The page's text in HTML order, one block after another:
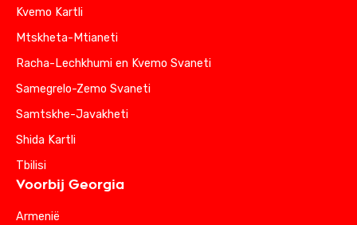
Kvemo Kartli
Mtskheta-Mtianeti
Racha-Lechkhumi en Kvemo Svaneti
Samegrelo-Zemo Svaneti
Samtskhe-Javakheti
Shida Kartli
Tbilisi
Voorbij Georgia
Armenië